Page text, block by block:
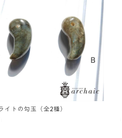
イトの勾玉（全2種）